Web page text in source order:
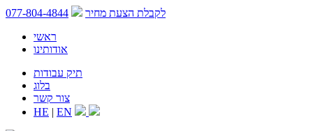
לקבלת הצעת מחיר
077-804-4844
ראשי
אודותינו
תיק עבודות
בלוג
צור קשר
HE | EN